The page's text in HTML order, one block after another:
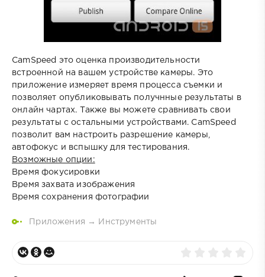
CamSpeed это оценка производительности
встроенной на вашем устройстве камеры. Это
приложение измеряет время процесса съемки и
позволяет опубликовывать получнные результаты в
онлайн чартах. Также вы можете сравнивать свои
результаты с остальными устройствами. CamSpeed
позволит вам настроить разрешение камеры,
автофокус и вспышку для тестирования.
Возможные опции:
Время фокусировки
Время захвата изображения
Время сохранения фотографии
Приложения → Инструменты